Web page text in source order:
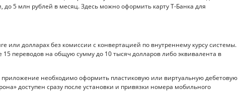
до 5 млн рублей в месяц. Здесь можно оформить карту Т-Банка для
или долларах без комиссии с конвертацией по внутреннему курсу системы.
переводов на общую сумму до 10 тысяч долларов либо эквивалента в
необходимо оформить пластиковую или виртуальную дебетовую
доступен сразу после установки и привязки номера мобильного